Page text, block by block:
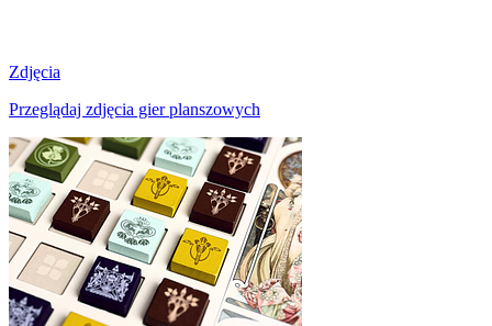
Zdjęcia
Przeglądaj zdjęcia gier planszowych